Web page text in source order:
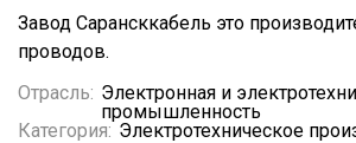
Завод Сарансккабель это
проводов.
Отрасль: Электронная и
промышленность
Категория: Электротехническое